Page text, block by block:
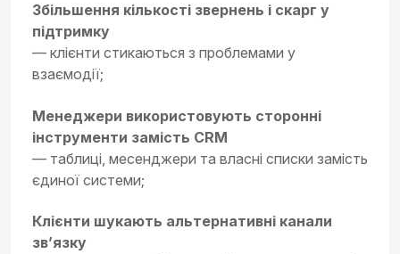
Збільшення кількості звернень і скарг у
підтримку
— клієнти стикаються з проблемами у
взаємодії;
Менеджери використовують сторонні
інструменти замість CRM
— таблиці, месенджери та власні списки замість
єдиної системи;
Клієнти шукають альтернативні канали
зв’язку